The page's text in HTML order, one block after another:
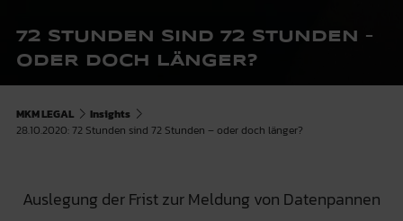
72 STUNDEN SIND 72 STUNDEN –
ODER DOCH LÄNGER?
MKM LEGAL
Insights
28.10.2020: 72 Stunden sind 72 Stunden – oder doch länger?
Auslegung der Frist zur Meldung von Datenpannen